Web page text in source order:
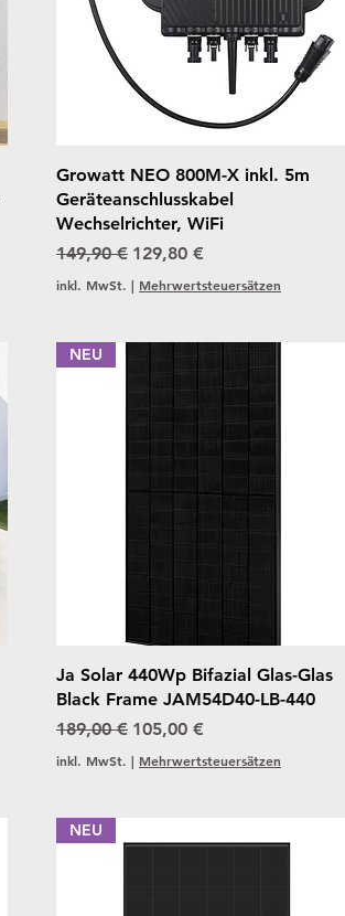
Schnellansicht
Growatt NEO 800M-X inkl. 5m
Geräteanschlusskabel
Wechselrichter, WiFi
Standardpreis
149,90 € Sale-Preis
129,80 €
inkl. MwSt. | Mehrwertsteuersätzen
Schnellansicht
NEU
Ja Solar 440Wp Bifazial Glas-Glas
Black Frame JAM54D40-LB-440
Standardpreis
189,00 € Sale-Preis
105,00 €
inkl. MwSt. | Mehrwertsteuersätzen
NEU